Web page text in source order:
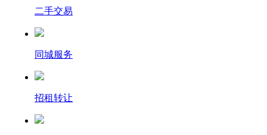
二手交易
同城服务
招租转让